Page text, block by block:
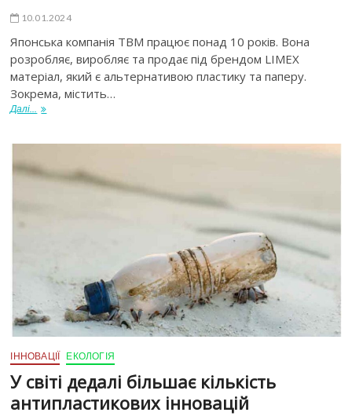
10.01.2024
Японська компанія TBM працює понад 10 років. Вона
розробляє, виробляє та продає під брендом LIMEX
матеріал, який є альтернативою пластику та паперу.
Зокрема, містить…
Далі...
ІННОВАЦІЇ ЕКОЛОГІЯ
У світі дедалі більшає кількість
антипластикових інновацій